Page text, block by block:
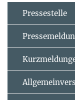
Pressestelle